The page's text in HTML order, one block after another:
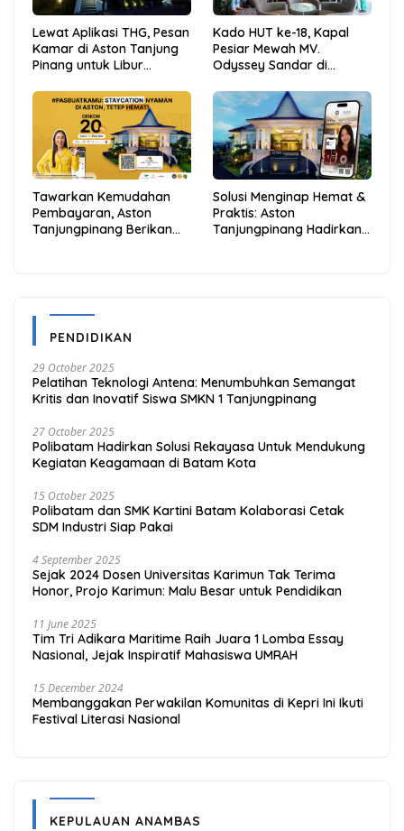
Lewat Aplikasi THG, Pesan
Kamar di Aston Tanjung
Pinang untuk Libur
dan Hemat
Kado HUT ke-18, Kapal
Pesiar Mewah MV.
Odyssey Sandar di
Anambas Siap Mendunia
Tawarkan Kemudahan
Pembayaran, Aston
Tanjungpinang Berikan
Solusi Menginap Hemat &
Praktis: Aston
Tanjungpinang Hadirkan
PENDIDIKAN
29 October 2025
Pelatihan Teknologi Antena: Menumbuhkan Semangat
Kritis dan Inovatif Siswa SMKN 1 Tanjungpinang
27 October 2025
Polibatam Hadirkan Solusi Rekayasa Untuk Mendukung
Kegiatan Keagamaan di Batam Kota
15 October 2025
Polibatam dan SMK Kartini Batam Kolaborasi Cetak
SDM Industri Siap Pakai
4 September 2025
Sejak 2024 Dosen Universitas Karimun Tak Terima
Honor, Projo Karimun: Malu Besar untuk Pendidikan
11 June 2025
Tim Tri Adikara Maritime Raih Juara 1 Lomba Essay
Nasional, Jejak Inspiratif Mahasiswa UMRAH
15 December 2024
Membanggakan Perwakilan Komunitas di Kepri Ini Ikuti
Festival Literasi Nasional
KEPULAUAN ANAMBAS